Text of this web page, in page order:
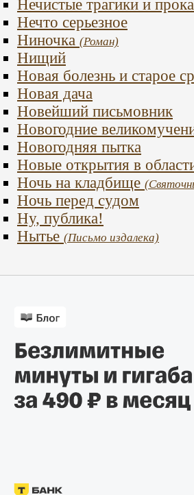
Нечистые трагики и
Нечто серьезное
Ниночка (Роман)
Нищий
Новая болезнь и старое
Новая дача
Новейший письмовник
Новогодние
Новогодняя пытка
Новые открытия в
Ночь на кладбище
Ночь перед судом
Ну, публика!
Нытье (Письмо издалека)